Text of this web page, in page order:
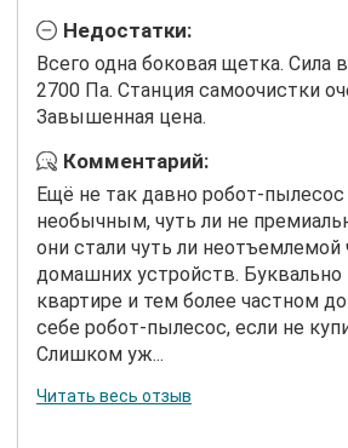
Недостатки:
Всего одна боковая щетка. Сила
2700 Па. Станция самоочистки
Завышенная цена.
Комментарий:
Ещё не так давно робот-пылесос
необычным, чуть ли не
они стали чуть ли
домашних устройств.
квартире и тем более частном
себе робот-пылесос, если не
Слишком уж...
Читать весь отзыв